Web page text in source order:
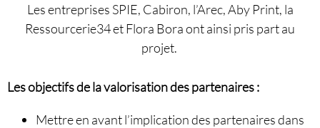
Les entreprises SPIE, Cabiron, l’Arec, Aby Print, la
Ressourcerie34 et Flora Bora ont ainsi pris part au
projet.
Les objectifs de la valorisation des partenaires :
Mettre en avant l’implication des partenaires dans